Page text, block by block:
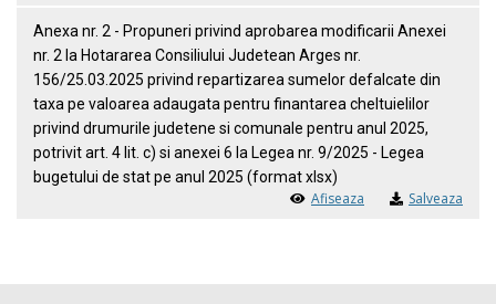
Anexa nr. 2 - Propuneri privind aprobarea modificarii Anexei
nr. 2 la Hotararea Consiliului Judetean Arges nr.
156/25.03.2025 privind repartizarea sumelor defalcate din
taxa pe valoarea adaugata pentru finantarea cheltuielilor
privind drumurile judetene si comunale pentru anul 2025,
potrivit art. 4 lit. c) si anexei 6 la Legea nr. 9/2025 - Legea
bugetului de stat pe anul 2025 (format xlsx)
Afiseaza Salveaza